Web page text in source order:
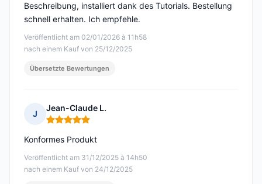
Veröffentlicht am 02/01/2026 à 11h58
nach einem Kauf von 25/12/2025
Beschreibung, installiert dank des Tutorials. Bestellung
schnell erhalten. Ich empfehle.
Übersetzte Bewertungen
J
Jean-Claude L.
Hinweis: 5 von 5
Veröffentlicht am 31/12/2025 à 14h50
nach einem Kauf von 24/12/2025
Konformes Produkt